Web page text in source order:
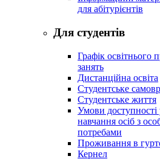
для абітурієнтів
Для студентів
Графік освітнього
занять
Дистанційна освіта
Студентське
Студентське життя
Умови доступності
навчання осіб з
потребами
Проживання в
Кернел